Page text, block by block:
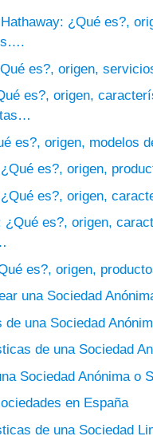
¿Qué es?,
es?, origen,
es?, origen,
es?, origen, modelos
es?, origen,
¿Qué es?, origen,
¿Qué es?, origen,
es?, origen,
una Sociedad
de una Sociedad
de una Sociedad
Sociedad Anónima o
en España
de una Sociedad